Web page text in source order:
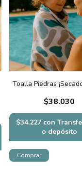
Toalla Piedras
$38.030
$34.227 con
o depósito